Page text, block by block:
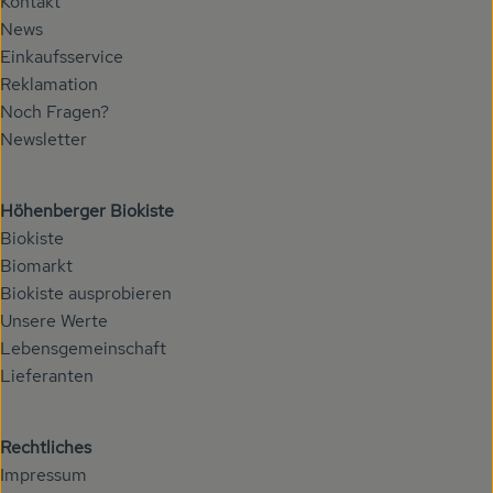
News
Einkaufsservice
Reklamation
Noch Fragen?
Newsletter
Höhenberger Biokiste
Biokiste
Biomarkt
Biokiste ausprobieren
Unsere Werte
Lebensgemeinschaft
Lieferanten
Rechtliches
Impressum